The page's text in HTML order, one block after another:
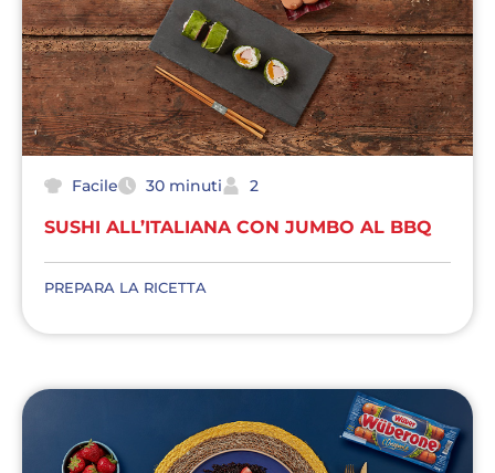
Facile 30 minuti 2
SUSHI ALL’ITALIANA CON JUMBO AL BBQ
PREPARA LA RICETTA